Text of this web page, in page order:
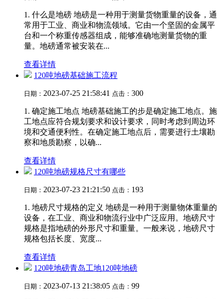
1. 什么是地磅 地磅是一种用于测量货物重量的设备，通
常用于工业、商业和物流领域。它由一个坚固的金属平
台和一个称重传感器组成，能够准确地测量货物的重
量。地磅通常被安装在...
查看详情
120吨地磅基础施工流程
日期： 2023-07-25 21:58:41 点击： 300
1. 确定施工地点 地磅基础施工的步是确定施工地点。施
工地点应符合规划要求和设计要求，同时考虑到周边环
境和交通便利性。在确定施工地点后，需要进行土壤勘
察和地质勘察，以确...
查看详情
120吨地磅规格尺寸有哪些
日期： 2023-07-23 21:21:50 点击： 193
1. 地磅尺寸规格的定义 地磅是一种用于测量物体重量的
设备，在工业、商业和物流行业中广泛应用。地磅尺寸
规格是指地磅的外形尺寸和重量。一般来说，地磅尺寸
规格包括长度、宽度...
查看详情
120吨地磅青岛工地120吨地磅
日期： 2023-07-13 21:38:05 点击： 99